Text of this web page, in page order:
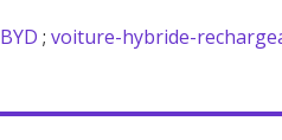
BYD ;voiture-hybride-